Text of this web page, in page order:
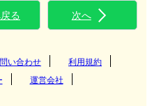
る 次へ
い合わせ
利用規約
運営会社